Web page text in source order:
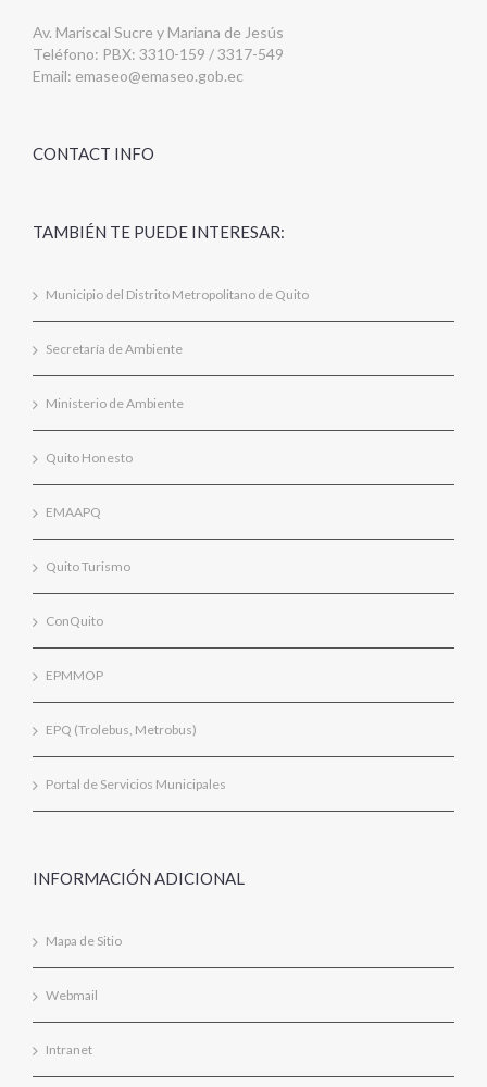
Av. Mariscal Sucre y Mariana de Jesús
Teléfono: PBX: 3310-159 / 3317-549
Email: emaseo@emaseo.gob.ec
CONTACT INFO
TAMBIÉN TE PUEDE INTERESAR:
Municipio del Distrito Metropolitano de Quito
Secretaría de Ambiente
Ministerio de Ambiente
Quito Honesto
EMAAPQ
Quito Turismo
ConQuito
EPMMOP
EPQ (Trolebus, Metrobus)
Portal de Servicios Municipales
INFORMACIÓN ADICIONAL
Mapa de Sitio
Webmail
Intranet